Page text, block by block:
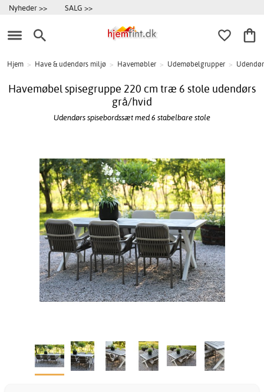
Nyheder >> SALG >>
Hjem > Have & udendørs miljø > Havemøbler > Udemøbelgrupper >
Havemøbel spisegruppe 220 cm træ 6 stole udendørs
grå/hvid
Udendørs spisebordssæt med 6 stabelbare stole